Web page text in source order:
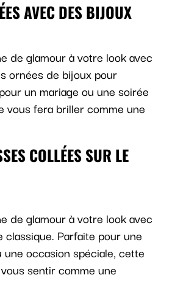
AVEC DES BIJOUX
de glamour à votre look avec
ornées de bijoux pour
un mariage ou une soirée
fera briller comme une
COLLÉES SUR LE
de glamour à votre look avec
Parfaite pour une
occasion spéciale, cette
sentir comme une